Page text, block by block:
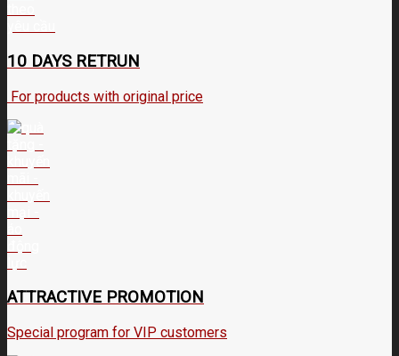
10 DAYS RETRUN
For products with original price
ATTRACTIVE PROMOTION
Special program for VIP customers